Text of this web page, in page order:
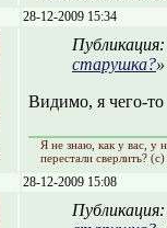
28-12-2009 15:34
старушка?»
Видимо, я чего-
Я не знаю, как y вас, y
перестали сверлить? (с)
28-12-2009 15:08